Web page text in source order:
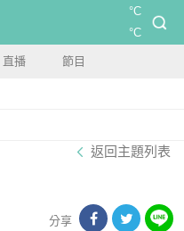
°C
°C
直播 節目
返回主題列表
分享